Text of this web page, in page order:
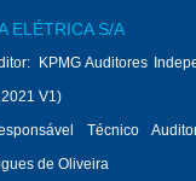
ELÉTRICA S/A
KPMG Auditores
V1)
Técnico
de Oliveira